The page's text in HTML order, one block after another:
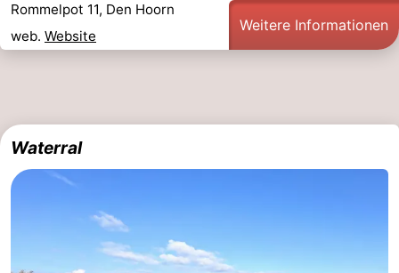
Zee
duinreservaat
Wijk
-
Kennermerland
Haarlem
-
Zandvoort
Wetter
Rommelpot 11, Den Hoorn
web. Website
Weitere Informationen
Waterral